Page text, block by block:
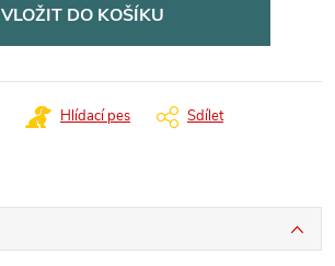
VLOŽIT DO KOŠÍKU
Hlídací pes Sdílet